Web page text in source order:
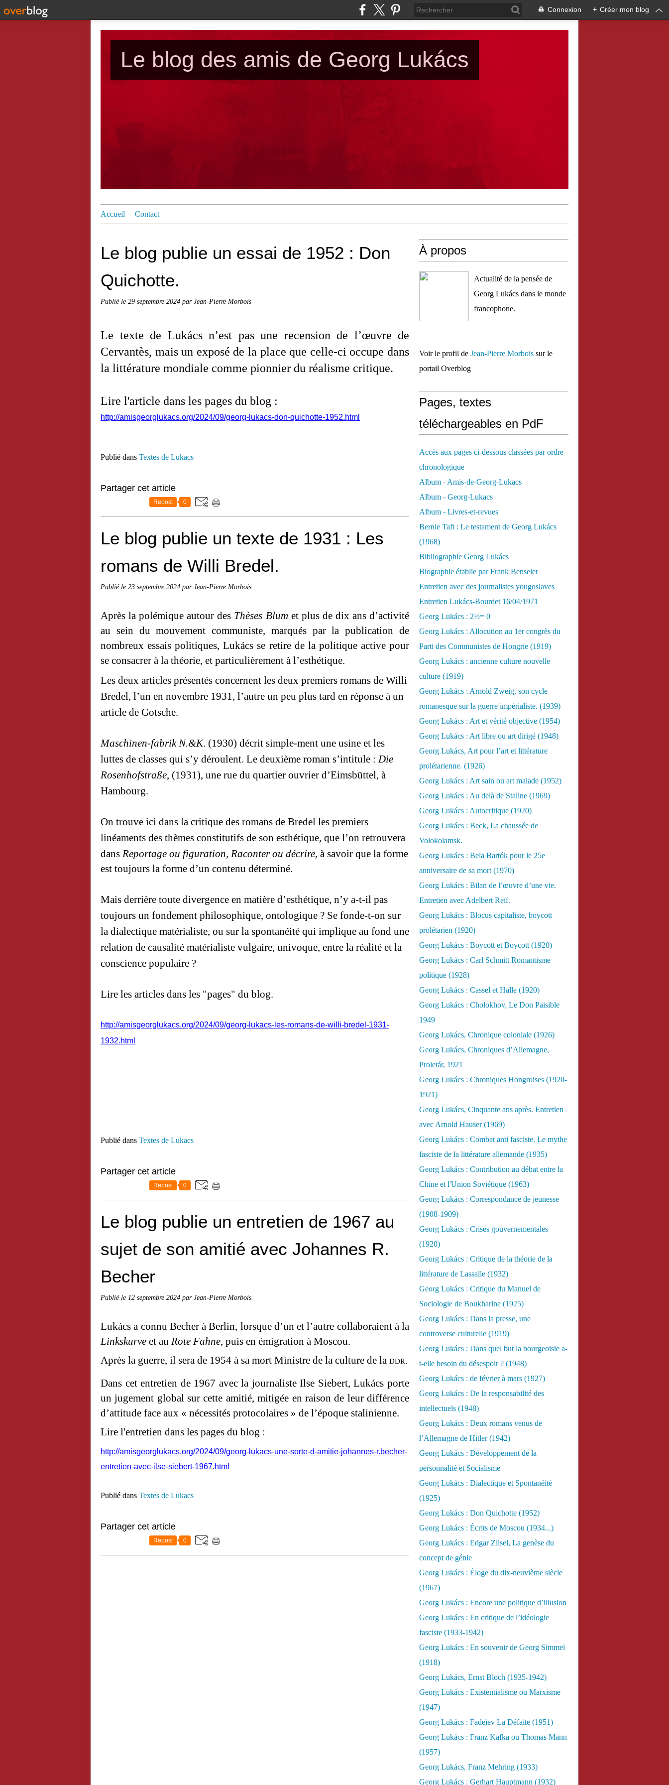
Connexion + Créer mon blog
Le blog des amis de Georg Lukács
Accueil Contact
Le blog publie un essai de 1952 : Don
Quichotte.
Publié le 29 septembre 2024 par Jean-Pierre Morbois
Le texte de Lukács n’est pas une recension de l’œuvre de
Cervantès, mais un exposé de la place que celle-ci occupe dans
la littérature mondiale comme pionnier du réalisme critique.
Lire l'article dans les pages du blog :
http://amisgeorglukacs.org/2024/09/georg-lukacs-don-quichotte-1952.html
Publié dans Textes de Lukacs
Partager cet article
Repost 0
Le blog publie un texte de 1931 : Les
romans de Willi Bredel.
Publié le 23 septembre 2024 par Jean-Pierre Morbois
Après la polémique autour des Thèses Blumet plus de dix ans d’activité
au sein du mouvement communiste, marqués par la publication de
nombreux essais politiques, Lukács se retire de la politique active pour
se consacrer à la théorie, et particulièrement à l’esthétique.
Les deux articles présentés concernent les deux premiers romans de Willi
Bredel, l’un en novembre 1931, l’autre un peu plus tard en réponse à un
article de Gotsche.
Maschinen-fabrik N.&K. (1930) décrit simple-ment une usine et les
luttes de classes qui s’y déroulent. Le deuxième roman s’intitule :Die
Rosenhofstraße, (1931), une rue du quartier ouvrier d’Eimsbüttel, à
Hambourg.
On trouve ici dans la critique des romans de Bredel les premiers
linéaments des thèmes constitutifs de son esthétique, que l’on retrouvera
dans Reportage ou figuration, Raconter ou décrire, à savoir que la forme
est toujours la forme d’un contenu déterminé.
Mais derrière toute divergence en matière d’esthétique, n’y a-t-il pas
toujours un fondement philosophique, ontologique ? Se fonde-t-on sur
la dialectique matérialiste, ou sur la spontanéité qui implique au fond une
relation de causalité matérialiste vulgaire, univoque, entre la réalité et la
conscience populaire ?
Lire les articles dans les "pages" du blog.
http://amisgeorglukacs.org/2024/09/georg-lukacs-les-romans-de-willi-bredel-1931-
1932.html
Publié dans Textes de Lukacs
Partager cet article
Repost 0
Le blog publie un entretien de 1967 au
sujet de son amitié avec Johannes R.
Becher
Publié le 12 septembre 2024 par Jean-Pierre Morbois
Lukács a connu Becher à Berlin, lorsque d’un et l’autre collaboraient à la
Linkskurve et au Rote Fahne, puis en émigration à Moscou.
Après la guerre, il sera de 1954 à sa mort Ministre de la culture de la ddr.
Dans cet entretien de 1967 avec la journaliste Ilse Siebert,Lukács porte
un jugement global sur cette amitié, mitigée en raison de leur différence
d’attitude face aux « nécessités protocolaires » de l’époque stalinienne.
Lire l'entretien dans les pages du blog :
http://amisgeorglukacs.org/2024/09/georg-lukacs-une-sorte-d-amitie-johannes-r.becher-
entretien-avec-ilse-siebert-1967.html
Publié dans Textes de Lukacs
Partager cet article
Repost 0
À propos
Actualité de la pensée de
Georg Lukács dans le monde
francophone.
Voir le profil de Jean-Pierre Morbois sur le
portail Overblog
Pages, textes
téléchargeables en PdF
Accès aux pages ci-dessous classées par ordre
chronologique
Album - Amis-de-Georg-Lukacs
Album - Georg-Lukacs
Album - Livres-et-revues
Bernie Taft : Le testament de Georg Lukács
(1968)
Bibliographie Georg Lukács
Biographie établie par Frank Benseler
Entretien avec des journalistes yougoslaves
Entretien Lukács-Bourdet 16/04/1971
Georg Lukács : 2½= 0
Georg Lukács : Allocution au 1er congrès du
Parti des Communistes de Hongrie (1919)
Georg Lukács : ancienne culture nouvelle
culture (1919)
Georg Lukács : Arnold Zweig, son cycle
romanesque sur la guerre impérialiste. (1939)
Georg Lukács : Art et vérité objective (1954)
Georg Lukács : Art libre ou art dirigé (1948)
Georg Lukács, Art pour l’art et littérature
prolétarienne. (1926)
Georg Lukács : Art sain ou art malade (1952)
Georg Lukács : Au delà de Staline (1969)
Georg Lukács : Autocritique (1920)
Georg Lukács : Beck, La chaussée de
Volokolamsk.
Georg Lukács : Bela Bartók pour le 25e
anniversaire de sa mort (1970)
Georg Lukács : Bilan de l’œuvre d’une vie.
Entretien avec Adelbert Reif.
Georg Lukács : Blocus capitaliste, boycott
prolétarien (1920)
Georg Lukács : Boycott et Boycott (1920)
Georg Lukács : Carl Schmitt Romantisme
politique (1928)
Georg Lukács : Cassel et Halle (1920)
Georg Lukács : Cholokhov, Le Don Paisible
1949
Georg Lukács, Chronique coloniale (1926)
Georg Lukács, Chroniques d’Allemagne,
Proletár, 1921
Georg Lukács : Chroniques Hongroises (1920-
1921)
Georg Lukács, Cinquante ans après. Entretien
avec Arnold Hauser (1969)
Georg Lukács : Combat anti fasciste. Le mythe
fasciste de la littérature allemande (1935)
Georg Lukács : Contribution au débat entre la
Chine et l'Union Soviétique (1963)
Georg Lukács : Correspondance de jeunesse
(1908-1909)
Georg Lukács : Crises gouvernementales
(1920)
Georg Lukács : Critique de la théorie de la
littérature de Lassalle (1932)
Georg Lukács : Critique du Manuel de
Sociologie de Boukharine (1925)
Georg Lukács : Dans la presse, une
controverse culturelle (1919)
Georg Lukács : Dans quel but la bourgeoisie a-
t-elle besoin du désespoir ? (1948)
Georg Lukács : de février à mars (1927)
Georg Lukács : De la responsabilité des
intellectuels (1948)
Georg Lukács : Deux romans venus de
l’Allemagne de Hitler (1942)
Georg Lukács : Développement de la
personnalité et Socialisme
Georg Lukács : Dialectique et Spontanéité
(1925)
Georg Lukács : Don Quichotte (1952)
Georg Lukács : Écrits de Moscou (1934...)
Georg Lukács : Edgar Zilsel, La genèse du
concept de génie
Georg Lukács : Éloge du dix-neuvième siècle
(1967)
Georg Lukács : Encore une politique d’illusion
Georg Lukács : En critique de l’idéologie
fasciste (1933-1942)
Georg Lukács : En souvenir de Georg Simmel
(1918)
Georg Lukács, Ernst Bloch (1935-1942)
Georg Lukács : Existentialisme ou Marxisme
(1947)
Georg Lukács : Fadeïev La Défaite (1951)
Georg Lukács : Franz Kafka ou Thomas Mann
(1957)
Georg Lukács, Franz Mehring (1933)
Georg Lukács : Gerhart Hauptmann (1932)